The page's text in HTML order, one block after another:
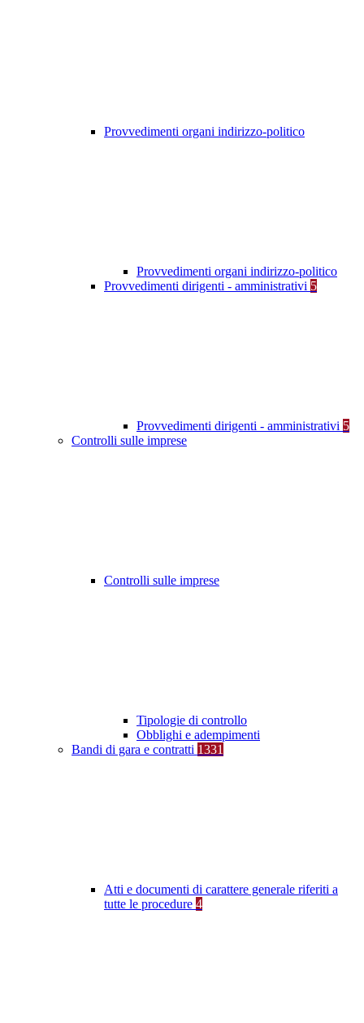
Provvedimenti organi indirizzo-politico
Provvedimenti organi indirizzo-politico
Provvedimenti dirigenti - amministrativi 5
Provvedimenti dirigenti - amministrativi 5
Controlli sulle imprese
Controlli sulle imprese
Tipologie di controllo
Obblighi e adempimenti
Bandi di gara e contratti 1331
Atti e documenti di carattere generale riferiti a
tutte le procedure 4